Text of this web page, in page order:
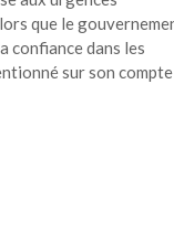
que le
confiance dans les
sur son compte